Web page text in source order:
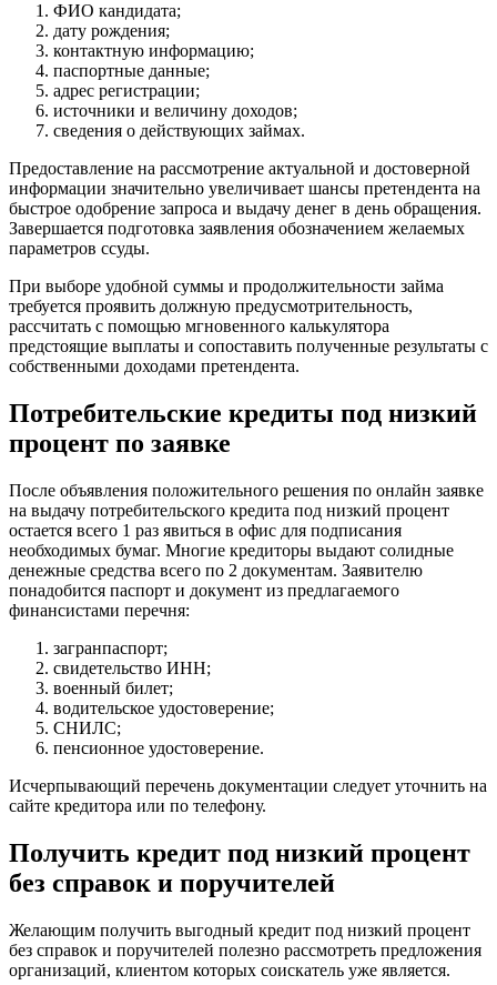
ФИО кандидата;
дату рождения;
контактную информацию;
паспортные данные;
адрес регистрации;
источники и величину доходов;
сведения о действующих займах.
Предоставление на рассмотрение актуальной и достоверной
информации значительно увеличивает шансы претендента на
быстрое одобрение запроса и выдачу денег в день обращения.
Завершается подготовка заявления обозначением желаемых
параметров ссуды.
При выборе удобной суммы и продолжительности займа
требуется проявить должную предусмотрительность,
рассчитать с помощью мгновенного калькулятора
предстоящие выплаты и сопоставить полученные результаты с
собственными доходами претендента.
Потребительские кредиты под низкий
процент по заявке
После объявления положительного решения по онлайн заявке
на выдачу потребительского кредита под низкий процент
остается всего 1 раз явиться в офис для подписания
необходимых бумаг. Многие кредиторы выдают солидные
денежные средства всего по 2 документам. Заявителю
понадобится паспорт и документ из предлагаемого
финансистами перечня:
загранпаспорт;
свидетельство ИНН;
военный билет;
водительское удостоверение;
СНИЛС;
пенсионное удостоверение.
Исчерпывающий перечень документации следует уточнить на
сайте кредитора или по телефону.
Получить кредит под низкий процент
без справок и поручителей
Желающим получить выгодный кредит под низкий процент
без справок и поручителей полезно рассмотреть предложения
организаций, клиентом которых соискатель уже является.